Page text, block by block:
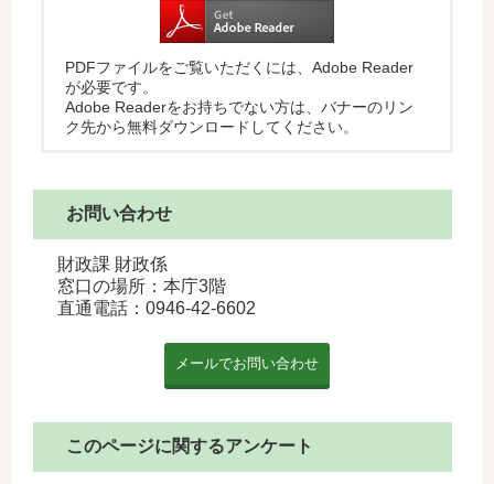
PDFファイルをご覧いただくには、Adobe Reader
が必要です。
Adobe Readerをお持ちでない方は、バナーのリン
ク先から無料ダウンロードしてください。
お問い合わせ
財政課 財政係
窓口の場所：本庁3階
直通電話： 0946-42-6602
このページに関するアンケート